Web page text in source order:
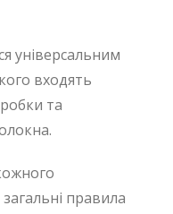
універсальним
входять
та
правила